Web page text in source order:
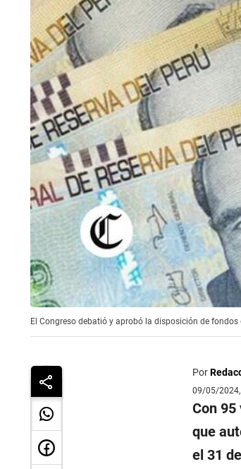
El Congreso debatió y aprobó la disposición de
Por
09/05/
Con
que
el 31